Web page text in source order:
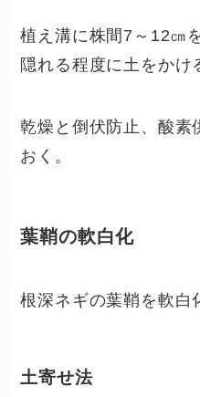
植え溝に株間7～12㎝
隠れる程度に土をかけ
乾燥と倒伏防止、酸素
おく。
葉鞘の軟白化
根深ネギの葉鞘を軟白
土寄せ法